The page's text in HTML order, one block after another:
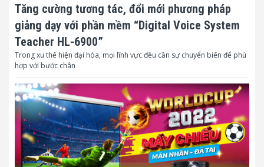
Tăng cường tương tác, đổi mới phương pháp
giảng dạy với phần mềm “Digital Voice System
Teacher HL-6900”
Trong xu thế hiện đại hóa, mọi lĩnh vực đều cần sự chuyển biến để phù
hợp với bước chân